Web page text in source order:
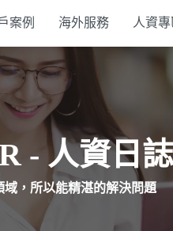
案例 海外服務 人資專
- 人資日誌
域，所以能精湛的解決問題